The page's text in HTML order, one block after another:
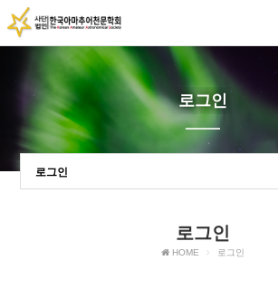
로그인
로그인
로그인
HOME 로그인